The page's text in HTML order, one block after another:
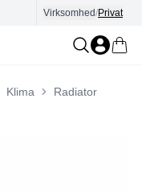
Virksomhed/Privat
Klima
Radiator